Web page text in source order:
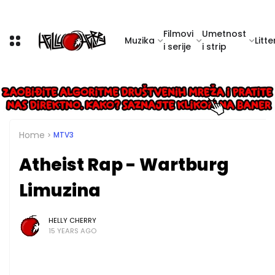
Muzika
Filmovi
i serije
Umetnost
i strip
Home MTV3
Atheist Rap - Wartburg
Limuzina
HELLY CHERRY
15 YEARS AGO